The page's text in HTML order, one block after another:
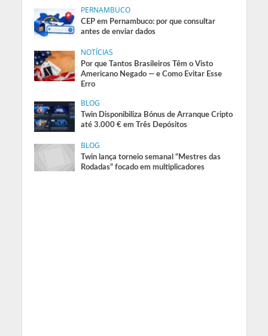
PERNAMBUCO
CEP em Pernambuco: por que consultar
antes de enviar dados
NOTÍCIAS
Por que Tantos Brasileiros Têm o Visto
Americano Negado — e Como Evitar Esse
Erro
BLOG
Twin Disponibiliza Bónus de Arranque Cripto
até 3.000 € em Três Depósitos
BLOG
Twin lança torneio semanal “Mestres das
Rodadas” focado em multiplicadores